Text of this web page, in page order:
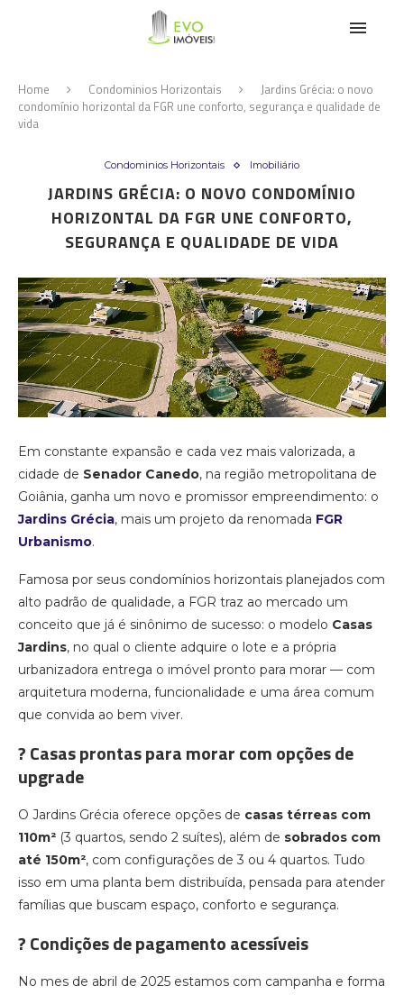
Home Condominios Horizontais
Jardins Grécia: o novo
condomínio horizontal da FGR une conforto, segurança e qualidade de
vida
Condominios Horizontais Imobiliário
JARDINS GRÉCIA: O NOVO CONDOMÍNIO
HORIZONTAL DA FGR UNE CONFORTO,
SEGURANÇA E QUALIDADE DE VIDA
Em constante expansão e cada vez mais valorizada, a
cidade de Senador Canedo, na região metropolitana de
Goiânia, ganha um novo e promissor empreendimento: o
Jardins Grécia, mais um projeto da renomada FGR
Urbanismo.
Famosa por seus condomínios horizontais planejados com
alto padrão de qualidade, a FGR traz ao mercado um
conceito que já é sinônimo de sucesso: o modelo Casas
Jardins, no qual o cliente adquire o lote e a própria
urbanizadora entrega o imóvel pronto para morar — com
arquitetura moderna, funcionalidade e uma área comum
que convida ao bem viver.
? Casas prontas para morar com opções de
upgrade
O Jardins Grécia oferece opções de casas térreas com
110m² (3 quartos, sendo 2 suítes), além de sobrados com
até 150m², com configurações de 3 ou 4 quartos. Tudo
isso em uma planta bem distribuída, pensada para atender
famílias que buscam espaço, conforto e segurança.
? Condições de pagamento acessíveis
No mes de abril de 2025 estamos com campanha e forma